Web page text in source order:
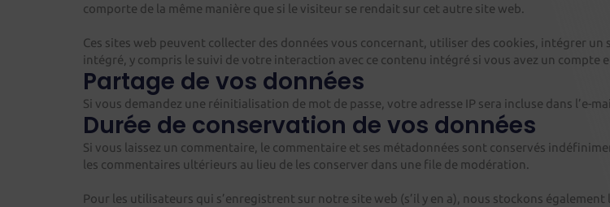
comporte de la même manière que si le visiteur se rendait sur cet autre site web.
Ces sites web peuvent collecter des données vous concernant, utiliser des cookies, intégrer
intégré, y compris le suivi de votre interaction avec ce contenu intégré si vous avez un compte
Partage de vos données
Si vous demandez une réinitialisation de mot de passe, votre adresse IP sera incluse dans l’e-
Durée de conservation de vos données
Si vous laissez un commentaire, le commentaire et ses métadonnées sont conservés
les commentaires ultérieurs au lieu de les conserver dans une file de modération.
Pour les utilisateurs qui s’enregistrent sur notre site web (s’il y en a), nous stockons